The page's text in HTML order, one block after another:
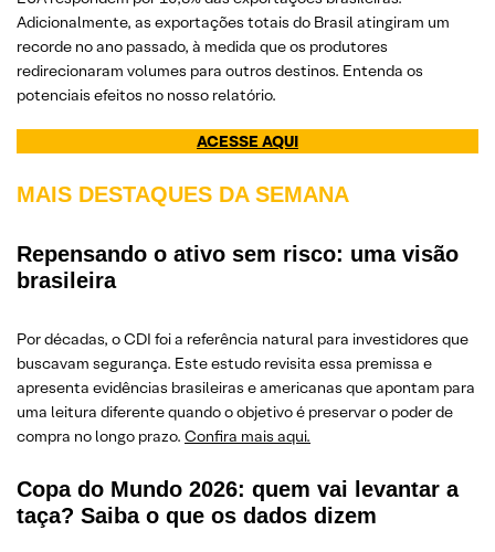
Adicionalmente, as exportações totais do Brasil atingiram um
recorde no ano passado, à medida que os produtores
redirecionaram volumes para outros destinos. Entenda os
potenciais efeitos no nosso relatório.
ACESSE AQUI
MAIS DESTAQUES DA SEMANA
Repensando o ativo sem risco: uma visão
brasileira
Por décadas, o CDI foi a referência natural para investidores que
buscavam segurança. Este estudo revisita essa premissa e
apresenta evidências brasileiras e americanas que apontam para
uma leitura diferente quando o objetivo é preservar o poder de
compra no longo prazo. Confira mais aqui.
Copa do Mundo 2026: quem vai levantar a
taça? Saiba o que os dados dizem